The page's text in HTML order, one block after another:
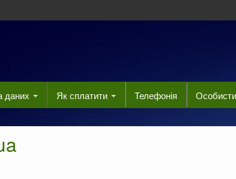
даних Як сплатити Телефонія